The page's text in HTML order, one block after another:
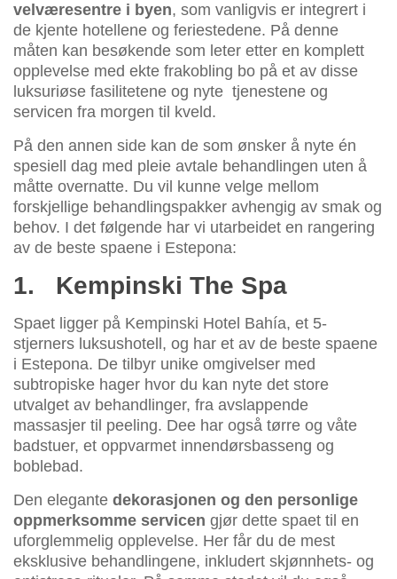
velværesentre i byen, som vanligvis er integrert i
de kjente hotellene og feriestedene. På denne
måten kan besøkende som leter etter en komplett
opplevelse med ekte frakobling bo på et av disse
luksuriøse fasilitetene og nyte tjenestene og
servicen fra morgen til kveld.
På den annen side kan de som ønsker å nyte én
spesiell dag med pleie avtale behandlingen uten å
måtte overnatte. Du vil kunne velge mellom
forskjellige behandlingspakker avhengig av smak og
behov. I det følgende har vi utarbeidet en rangering
av de beste spaene i Estepona:
1. Kempinski The Spa
Spaet ligger på Kempinski Hotel Bahía, et 5-
stjerners luksushotell, og har et av de beste spaene
i Estepona. De tilbyr unike omgivelser med
subtropiske hager hvor du kan nyte det store
utvalget av behandlinger, fra avslappende
massasjer til peeling. Dee har også tørre og våte
badstuer, et oppvarmet innendørsbasseng og
boblebad.
Den elegante dekorasjonen og den personlige
oppmerksomme servicen gjør dette spaet til en
uforglemmelig opplevelse. Her får du de mest
eksklusive behandlingene, inkludert skjønnhets- og